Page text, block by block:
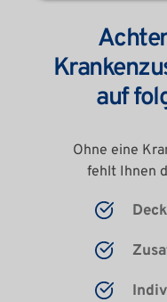
auf
Ohne eine
fehlt Ihnen